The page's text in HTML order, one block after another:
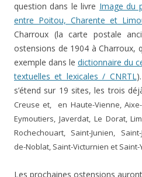
question dans le livre Image du
entre Poitou, Charente et
Charroux (la carte postale
ostensions de 1904 à Charroux,
exemple dans le dictionnaire du
textuelles et lexicales / CNRTL
s’étend sur 19 sites, les trois
Creuse et, en Haute-Vienne,
Eymoutiers, Javerdat, Le Dorat,
Rochechouart, Saint-Junien,
de-Noblat, Saint-Victurnien et Saint-
Les prochaines ostensions